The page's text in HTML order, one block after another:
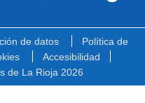
de datos
Política de
Accesibilidad
de La Rioja 2026